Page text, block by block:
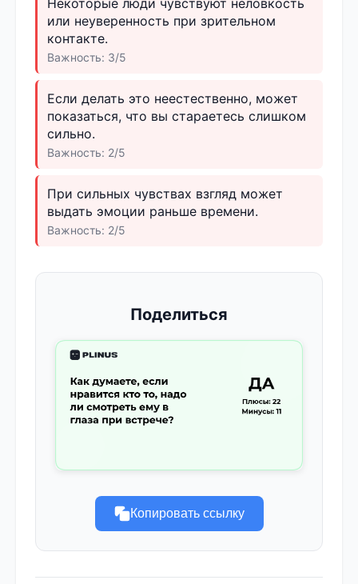
или неуверенность при зрительном
контакте.
Важность: 3/5
Если делать это неестественно, может
показаться, что вы стараетесь слишком
сильно.
Важность: 2/5
При сильных чувствах взгляд может
выдать эмоции раньше времени.
Важность: 2/5
Поделиться
Копировать ссылку